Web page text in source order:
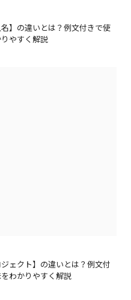
名】の違いとは？例文付きで使
やすく解説
ジェクト】の違いとは？例文付
わかりやすく解説